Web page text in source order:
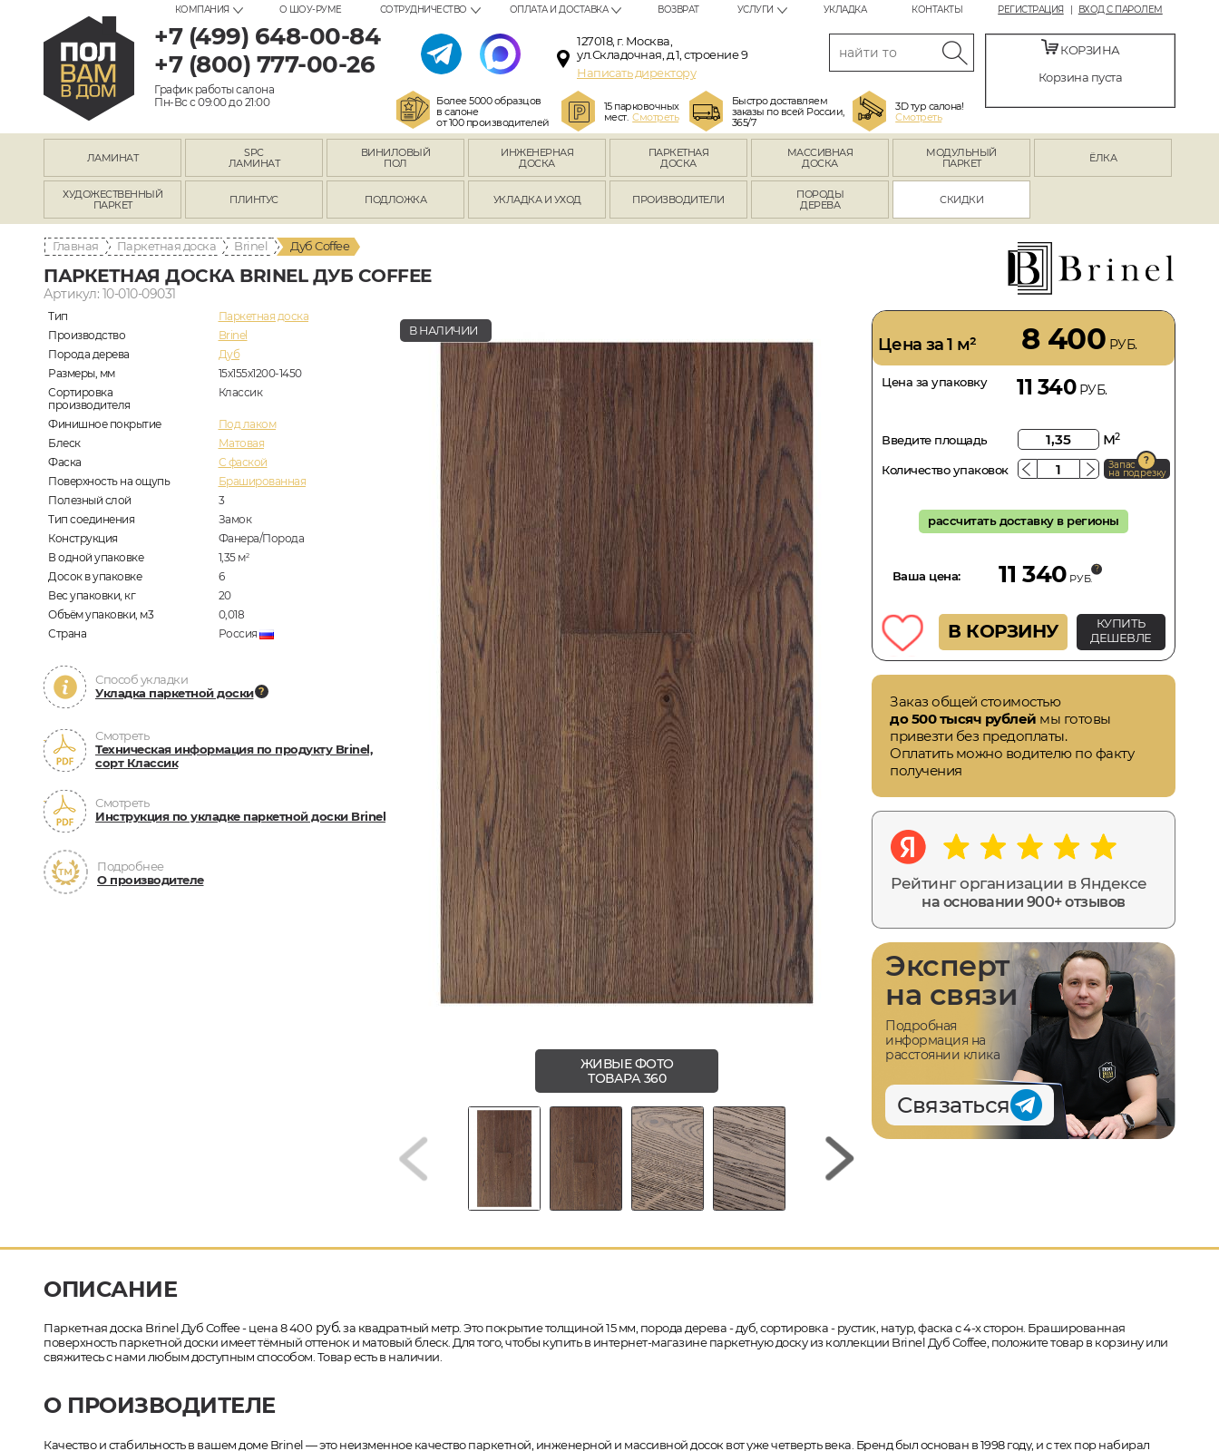
РЕГИСТРАЦИЯ ВХОД С ПАРОЛЕМ
КОМПАНИЯ О ШОУ-РУМЕ СОТРУДНИЧЕСТВО ОПЛАТА И ДОСТАВКА ВОЗВРАТ УСЛУГИ УКЛАДКА КОНТАКТЫ
+7 (499) 648-00-84
+7 (800) 777-00-26
График работы салона
Пн-Вс с 09:00 до 21:00
127018, г. Москва,
ул.Складочная, д.1, строение 9
Написать директору
Более 5000 образцов
в салоне
от 100 производителей
15 парковочных
мест.Смотреть
Быстро доставляем
заказы по всей России,
365/7
3D тур салона!
Смотреть
КОРЗИНА
Корзина пуста
ЛАМИНАТ
SPC
ЛАМИНАТ
ВИНИЛОВЫЙ
ПОЛ
ИНЖЕНЕРНАЯ
ДОСКА
ПАРКЕТНАЯ
ДОСКА
МАССИВНАЯ
ДОСКА
МОДУЛЬНЫЙ
ПАРКЕТ
ЁЛКА
ХУДОЖЕСТВЕННЫЙ
ПАРКЕТ
ПЛИНТУС ПОДЛОЖКА УКЛАДКА И УХОД ПРОИЗВОДИТЕЛИ
ПОРОДЫ
ДЕРЕВА
СКИДКИ
Главная Паркетная доска Brinel Дуб Coffee
ПАРКЕТНАЯ ДОСКА BRINEL ДУБ COFFEE
Артикул: 10-010-09031
Тип
Паркетная доска
Производство
Brinel
Порода дерева
Дуб
Размеры, мм
15х155х1200-1450
Сортировка
производителя
Классик
Финишное покрытие
Под лаком
Блеск
Матовая
Фаска
С фаской
Поверхность на ощупь
Брашированная
Полезный слой
3
Тип соединения
Замок
Конструкция
Фанера/Порода
В одной упаковке
1,35 м2
Досок в упаковке
6
Вес упаковки, кг
20
Объём упаковки, м3
0,018
Страна
Россия
Способ укладки
Укладка паркетной доски
Смотреть
Техническая информация по продукту Brinel,
сорт Классик
Смотреть
Инструкция по укладке паркетной доски Brinel
Подробнее
О производителе
В НАЛИЧИИ
ЖИВЫЕ ФОТО
ТОВАРА 360
Цена за 1 м² 8 400 РУБ.
Цена за упаковку 11 340РУБ.
Введите площадь м2
Количество упаковок Запас
на подрезку
рассчитать доставку в регионы
Ваша цена: 11 340 РУБ.
В КОРЗИНУ
КУПИТЬ
ДЕШЕВЛЕ
Заказ общей стоимостью
до 500 тысяч рублей мы готовы
привезти без предоплаты.
Оплатить можно водителю по факту
получения
Рейтинг организации в Яндексе
на основании 900+ отзывов
Эксперт
на связи
Подробная
информация на
расстоянии клика
Связаться
ОПИСАНИЕ
Паркетная доска Brinel Дуб Coffee - цена 8 400 руб.за квадратный метр. Это покрытие толщиной 15 мм, порода дерева - дуб, сортировка - рустик, натур, фаска с 4-х сторон. Брашированная
поверхность паркетной доски имеет тёмный оттенок и матовый блеск. Для того, чтобы купить в интернет-магазине паркетную доску из коллекции Brinel Дуб Coffee, положите товар в корзину или
свяжитесь с нами любым доступным способом. Товар есть в наличии.
О ПРОИЗВОДИТЕЛЕ
Качество и стабильность в вашем доме Brinel — это неизменное качество паркетной, инженерной и массивной досок вот уже четверть века. Бренд был основан в 1998 году, и с тех пор набирал